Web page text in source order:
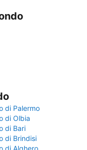
di Palermo
di Olbia
di Bari
di Brindisi
di Alghero